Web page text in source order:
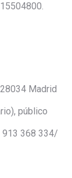
Madrid
público
913 368 334/